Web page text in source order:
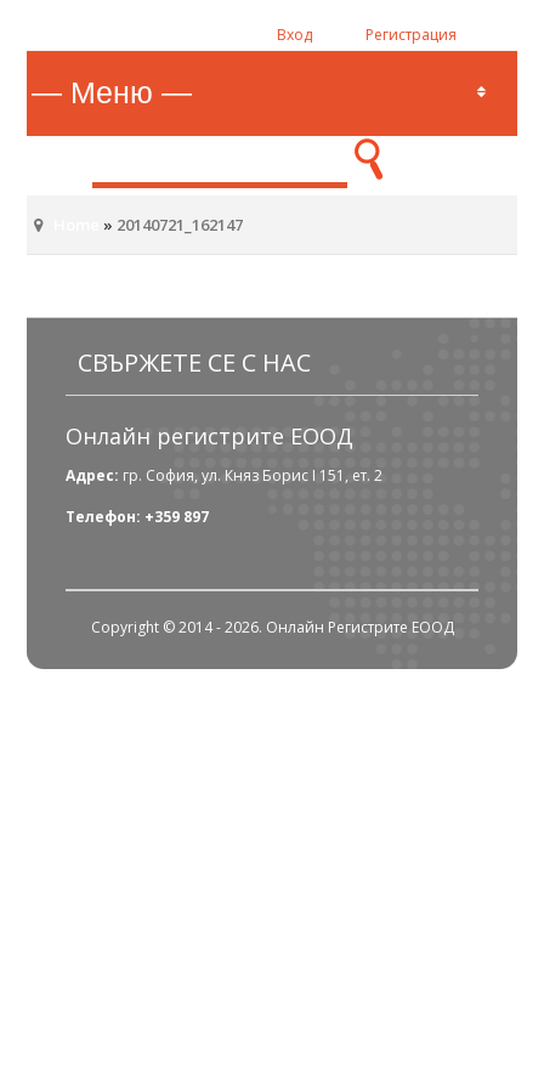
Вход Регистрация
» 20140721_162147
СВЪРЖЕТЕ СЕ С НАС
Онлайн регистрите ЕООД
Адрес: гр. София, ул. Княз Борис I 151, ет. 2
Телефон: +359 897
Copyright © 2014 - 2026. Онлайн Регистрите ЕООД